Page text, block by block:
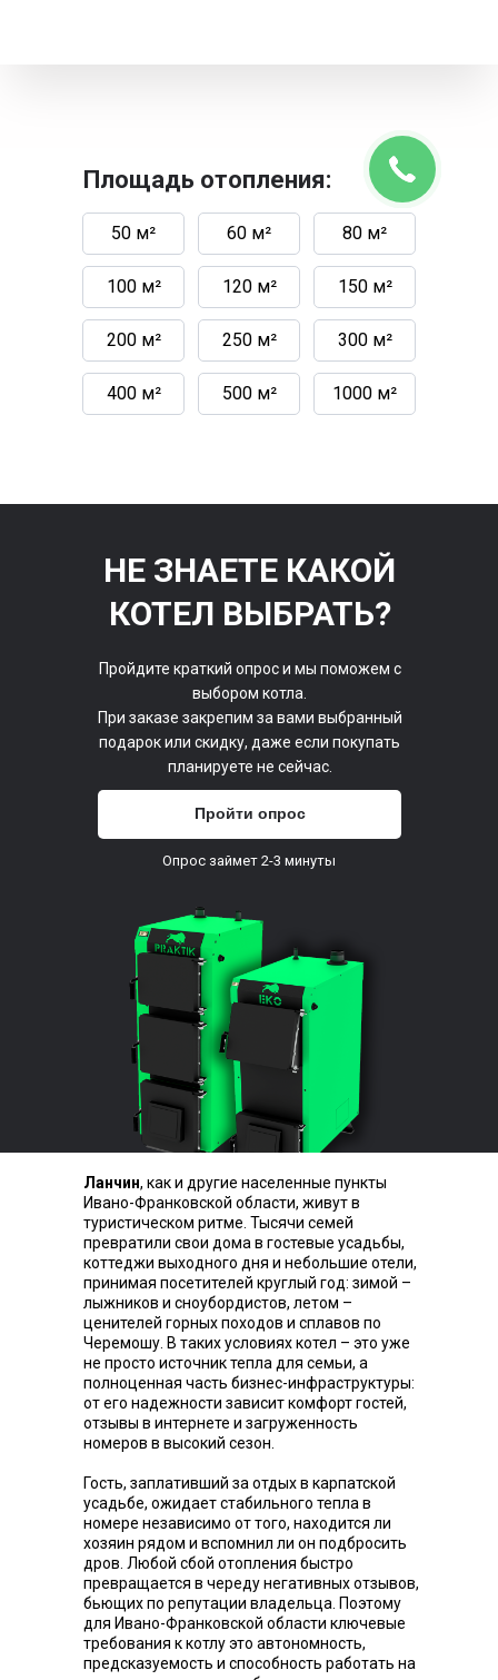
1000 м²
500 м²
400 м²
300 м²
50 м² 60 м² 80 м²
100 м² 120 м² 150 м²
200 м² 250 м²
Площадь отопления:
НЕ ЗНАЕТЕ КАКОЙ
КОТЕЛ ВЫБРАТЬ?
Пройдите краткий опрос и мы поможем с
выбором котла.
При заказе закрепим за вами выбранный
подарок или скидку, даже если покупать
планируете не сейчас.
Пройти опрос
Опрос займет 2-3 минуты
Ланчин, как и другие населенные пункты
Ивано-Франковской области, живут в
туристическом ритме. Тысячи семей
превратили свои дома в гостевые усадьбы,
коттеджи выходного дня и небольшие отели,
принимая посетителей круглый год: зимой –
лыжников и сноубордистов, летом –
ценителей горных походов и сплавов по
Черемошу. В таких условиях котел – это уже
не просто источник тепла для семьи, а
полноценная часть бизнес-инфраструктуры:
от его надежности зависит комфорт гостей,
отзывы в интернете и загруженность
номеров в высокий сезон.
Гость, заплативший за отдых в карпатской
усадьбе, ожидает стабильного тепла в
номере независимо от того, находится ли
хозяин рядом и вспомнил ли он подбросить
дров. Любой сбой отопления быстро
превращается в череду негативных отзывов,
бьющих по репутации владельца. Поэтому
для Ивано-Франковской области ключевые
требования к котлу это автономность,
предсказуемость и способность работать на